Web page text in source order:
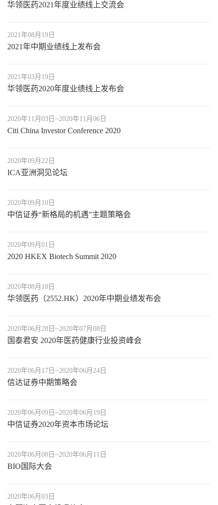
华领医药2021年度业绩线上交流会
2021年08月19日
2021年中期业绩线上发布会
2021年03月19日
华领医药2020年度业绩线上发布会
2020年11月03日~2020年11月06日
Citi China Investor Conference 2020
2020年09月22日
ICA亚洲洞见论坛
2020年09月10日
中信证券“新格局的机遇”主题策略会
2020年09月01日
2020 HKEX Biotech Summit 2020
2020年08月18日
华领医药（2552.HK）2020年中期业绩发布会
2020年06月28日~2020年07月08日
国泰君安 2020年医药健康行业投资峰会
2020年06月17日~2020年06月24日
信达证券中期策略会
2020年06月09日~2020年06月19日
中信证券2020年资本市场论坛
2020年06月08日~2020年06月11日
BIO国际大会
2020年06月03日